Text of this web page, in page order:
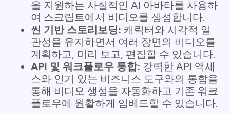
을 지원하는 사실적인 AI 아바타를 사용하
여 스크립트에서 비디오를 생성합니다.
씬 기반 스토리보딩: 캐릭터와 시각적 일
관성을 유지하면서 여러 장면의 비디오를
계획하고, 미리 보고, 편집할 수 있습니다.
API 및 워크플로우 통합: 강력한 API 액세
스와 인기 있는 비즈니스 도구와의 통합을
통해 비디오 생성을 자동화하고 기존 워크
플로우에 원활하게 임베드할 수 있습니다.